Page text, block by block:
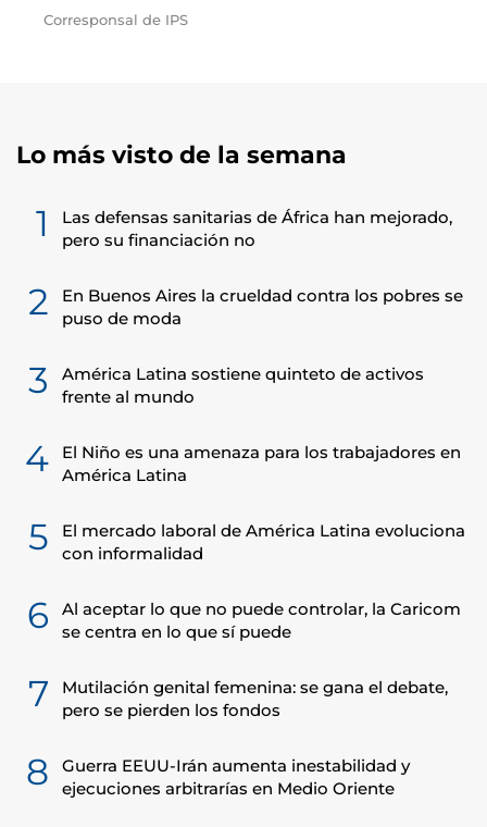
Corresponsal de IPS
Lo más visto de la semana
1
Las defensas sanitarias de África han mejorado,
pero su financiación no
2
En Buenos Aires la crueldad contra los pobres se
puso de moda
3
América Latina sostiene quinteto de activos
frente al mundo
4
El Niño es una amenaza para los trabajadores en
América Latina
5
El mercado laboral de América Latina evoluciona
con informalidad
6
Al aceptar lo que no puede controlar, la Caricom
se centra en lo que sí puede
7
Mutilación genital femenina: se gana el debate,
pero se pierden los fondos
8
Guerra EEUU-Irán aumenta inestabilidad y
ejecuciones arbitrarías en Medio Oriente